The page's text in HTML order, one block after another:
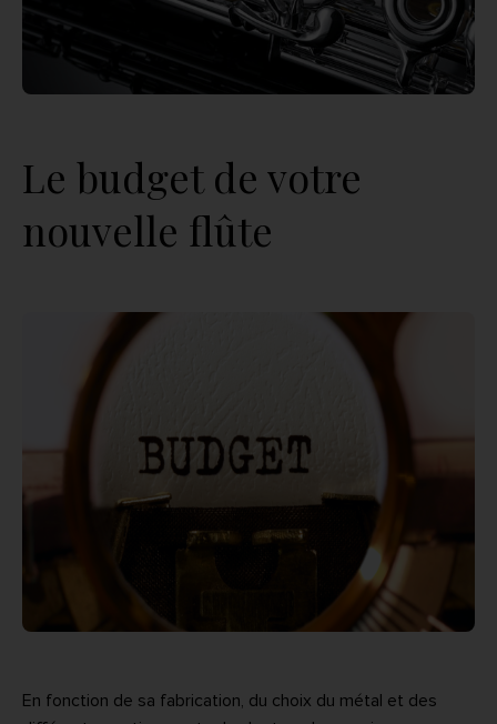
Le budget de votre
nouvelle flûte
En fonction de sa fabrication, du choix du métal et des